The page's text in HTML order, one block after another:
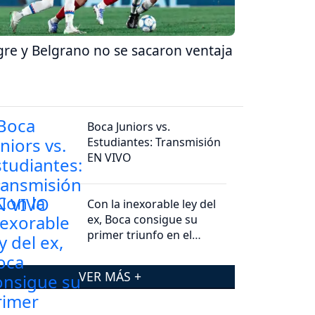
y Belgrano no se sacaron ventaja
Boca Juniors vs.
Estudiantes: Transmisión
EN VIVO
Con la inexorable ley del
ex, Boca consigue su
primer triunfo en el
VER MÁS +